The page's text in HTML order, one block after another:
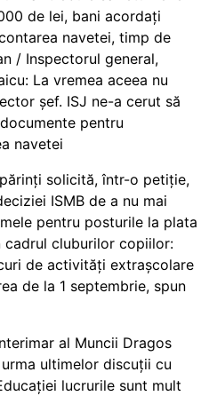
de lei, bani acordați
navetei, timp de
/ Inspectorul general,
La vremea aceea nu
șef. ISJ ne-a cerut să
pentru
navetei
solicită, într-o petiție,
ISMB de a nu mai
pentru posturile la plata
cadrul cluburilor copiilor:
de activități extrașcolare
de la 1 septembrie, spun
al Muncii Dragos
urma ultimelor discuții cu
lucrurile sunt mult